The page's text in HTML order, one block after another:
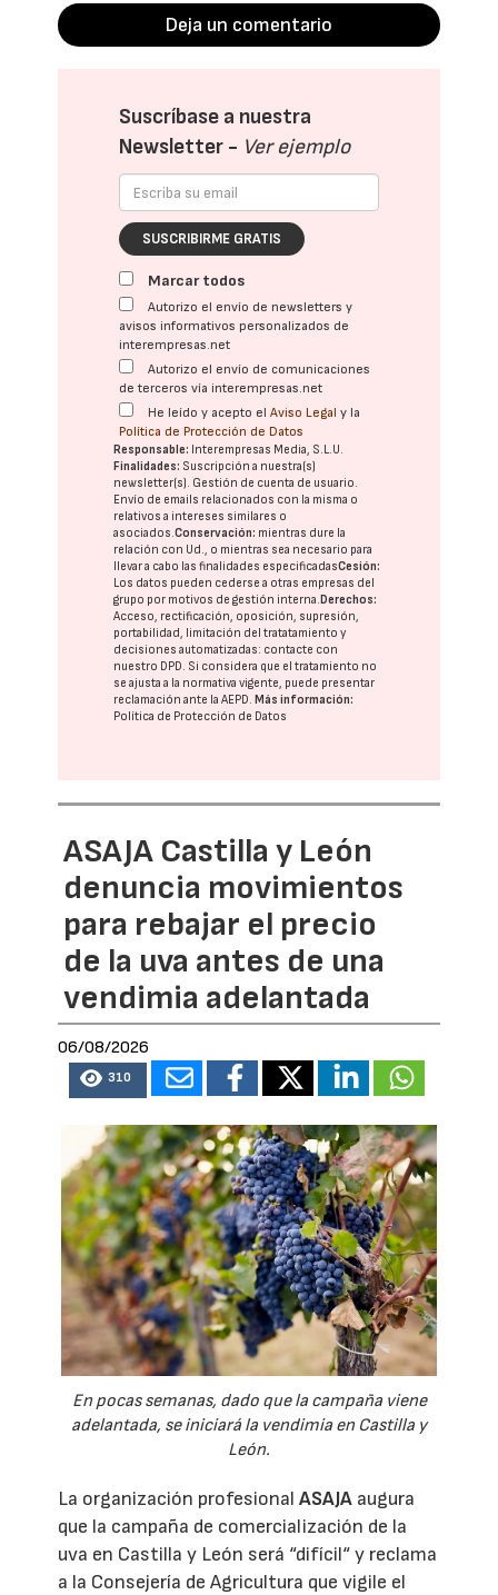
Deja un comentario
Suscríbase a nuestra
Newsletter - Ver ejemplo
SUSCRIBIRME GRATIS
Marcar todos
Autorizo el envío de newsletters y
avisos informativos personalizados de
interempresas.net
Autorizo el envío de comunicaciones
de terceros vía interempresas.net
He leído y acepto elAviso Legal y la
Política de Protección de Datos
Responsable: Interempresas Media, S.L.U.
Finalidades: Suscripción a nuestra(s)
newsletter(s). Gestión de cuenta de usuario.
Envío de emails relacionados con la misma o
relativos a intereses similares o
asociados.Conservación: mientras dure la
relación con Ud., o mientras sea necesario para
llevar a cabo las finalidades especificadasCesión:
Los datos pueden cederse a otras empresas del
grupo por motivos de gestión interna. Derechos:
Acceso, rectificación, oposición, supresión,
portabilidad, limitación del tratatamiento y
decisiones automatizadas: contacte con
nuestro DPD. Si considera que el tratamiento no
se ajusta a la normativa vigente, puede presentar
reclamación ante laAEPD. Más información:
Política de Protección de Datos
ASAJA Castilla y León
denuncia movimientos
para rebajar el precio
de la uva antes de una
vendimia adelantada
06/08/2026
310
En pocas semanas, dado que la campaña viene
adelantada, se iniciará la vendimia en Castilla y
León.
La organización profesionalASAJA augura
que la campaña de comercialización de la
uva en Castilla y León será “difícil“ y reclama
a la Consejería de Agricultura que vigile el